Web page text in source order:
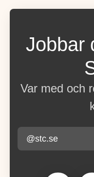
Jobbar
Var med och
@stc.se